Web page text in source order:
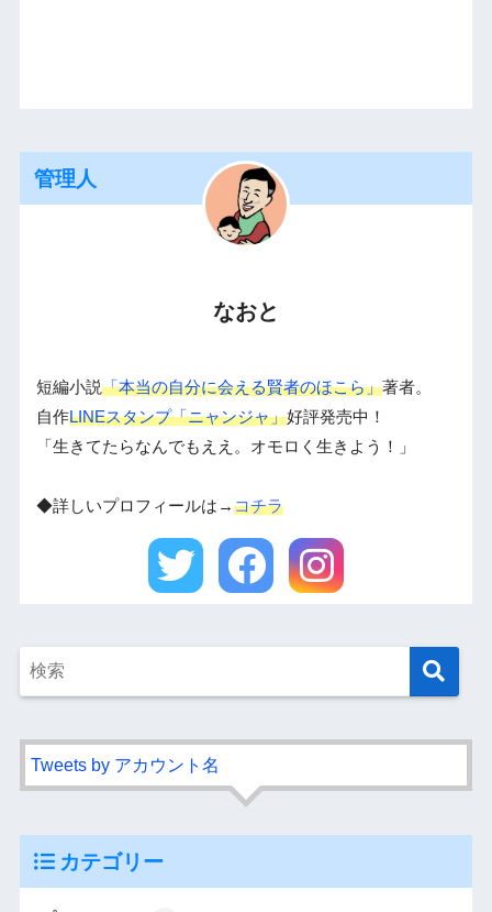
管理人
なおと
短編小説「本当の自分に会える賢者のほこら」著者。
自作LINEスタンプ「ニャンジャ」好評発売中！
「生きてたらなんでもええ。オモロく生きよう！」
◆詳しいプロフィールは→コチラ
Tweets by アカウント名
カテゴリー